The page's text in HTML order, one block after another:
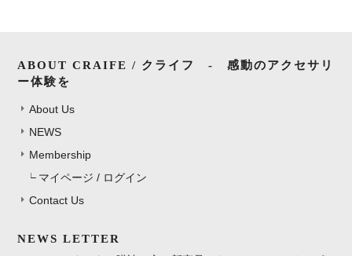
ABOUT CRAIFE / クライフ - 感動のアクセサリ
ー体験を
About Us
NEWS
Membership
マイページ / ログイン
Contact Us
NEWS LETTER